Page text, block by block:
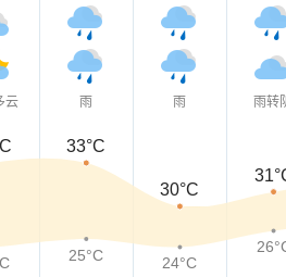
云 雨 雨 雨转
33°C
30°C
25°C 24°C